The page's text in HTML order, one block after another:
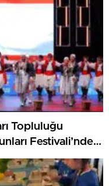
Topluluğu
Festivali’nde